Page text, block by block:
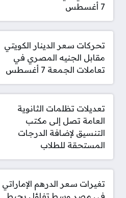
7 أغسطس
تحركات سعر الدينار الكويتي
مقابل الجنيه المصري في
تعاملات الجمعة 7 أغسطس
تعديلات تظلمات الثانوية
العامة تصل إلى مكتب
التنسيق لإضافة الدرجات
المستحقة للطلاب
تغيرات سعر الدرهم الإماراتي
في مصر وسط تفاؤل يحيط